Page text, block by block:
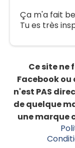
Ça m'a fait
Tu es très
Ce site ne
Facebook ou
n'est PAS
de quelque
une marque